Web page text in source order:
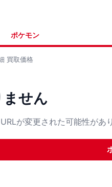
ポケモン
買取価格
せん
が変更された可能性があ